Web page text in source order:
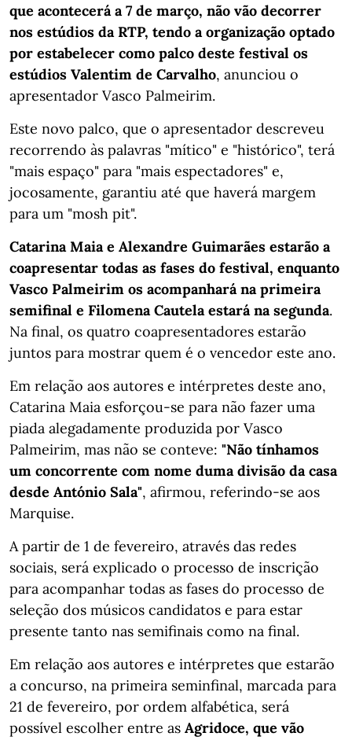
que acontecerá a 7 de março, não vão decorrer
nos estúdios da RTP, tendo a organização optado
por estabelecer como palco deste festival os
estúdios Valentim de Carvalho, anunciou o
apresentador Vasco Palmeirim.
Este novo palco, que o apresentador descreveu
recorrendo às palavras "mítico" e "histórico", terá
"mais espaço" para "mais espectadores" e,
jocosamente, garantiu até que haverá margem
para um "mosh pit".
Catarina Maia e Alexandre Guimarães estarão a
coapresentar todas as fases do festival, enquanto
Vasco Palmeirim os acompanhará na primeira
semifinal e Filomena Cautela estará na segunda.
Na final, os quatro coapresentadores estarão
juntos para mostrar quem é o vencedor este ano.
Em relação aos autores e intérpretes deste ano,
Catarina Maia esforçou-se para não fazer uma
piada alegadamente produzida por Vasco
Palmeirim, mas não se conteve: "Não tínhamos
um concorrente com nome duma divisão da casa
desde António Sala", afirmou, referindo-se aos
Marquise.
A partir de 1 de fevereiro, através das redes
sociais, será explicado o processo de inscrição
para acompanhar todas as fases do processo de
seleção dos músicos candidatos e para estar
presente tanto nas semifinais como na final.
Em relação aos autores e intérpretes que estarão
a concurso, na primeira seminfinal, marcada para
21 de fevereiro, por ordem alfabética, será
possível escolher entre as Agridoce, que vão